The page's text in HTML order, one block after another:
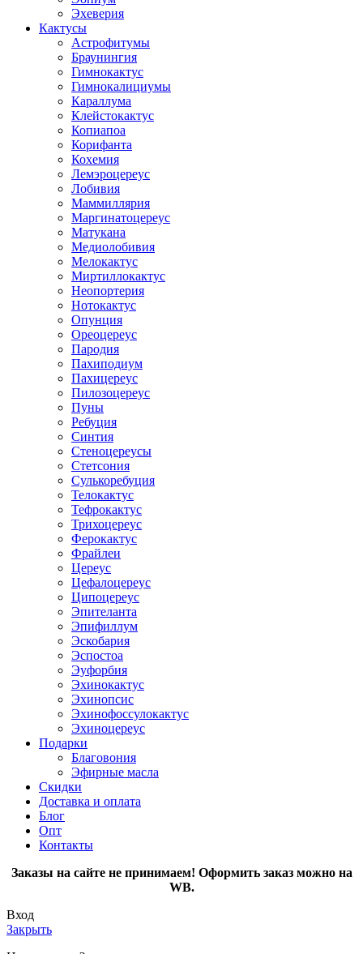
Эхеверия
Кактусы
Астрофитумы
Браунингия
Гимнокактус
Гимнокалициумы
Караллума
Клейстокактус
Копиапоа
Корифанта
Кохемия
Лемэроцереус
Лобивия
Маммиллярия
Маргинатоцереус
Матукана
Медиолобивия
Мелокактус
Миртиллокактус
Неопортерия
Нотокактус
Опунция
Ореоцереус
Пародия
Пахиподиум
Пахицереус
Пилозоцереус
Пуны
Ребуция
Синтия
Стеноцереусы
Стетсония
Сулькоребуция
Телокактус
Тефрокактус
Трихоцереус
Ферокактус
Фрайлеи
Цереус
Цефалоцереус
Ципоцереус
Эпителанта
Эпифиллум
Эскобария
Эспостоа
Эуфорбия
Эхинокактус
Эхинопсис
Эхинофоссулокактус
Эхиноцереус
Подарки
Благовония
Эфирные масла
Скидки
Доставка и оплата
Блог
Опт
Контакты
Заказы на сайте не принимаем! Оформить заказ можно на
WB.
Вход
Закрыть